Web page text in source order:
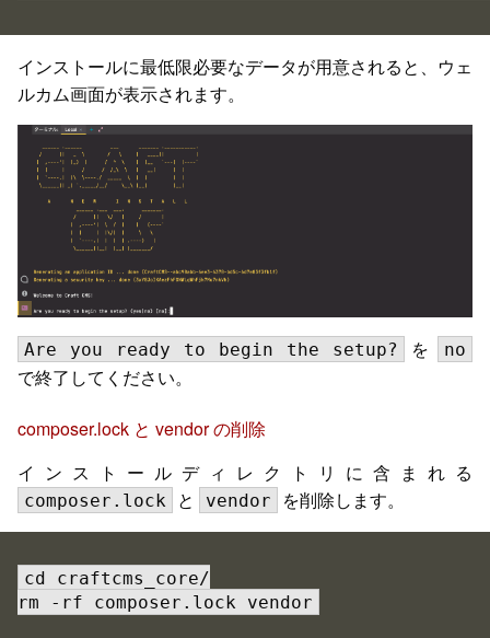
インストールに最低限必要なデータが用意されると、ウェ
ルカム画面が表示されます。
Are you ready to begin the setup? を no
で終了してください。
composer.lock と vendor の削除
インストールディレクトリに含まれる
composer.lock と vendor を削除します。
cd craftcms_core/
rm -rf composer.lock vendor